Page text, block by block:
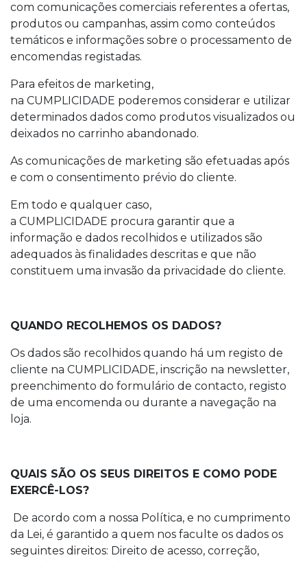
com comunicações comerciais referentes a ofertas,
produtos ou campanhas, assim como conteúdos
temáticos e informações sobre o processamento de
encomendas registadas.
Para efeitos de marketing,
na CUMPLICIDADE poderemos considerar e utilizar
determinados dados como produtos visualizados ou
deixados no carrinho abandonado.
As comunicações de marketing são efetuadas após
e com o consentimento prévio do cliente.
Em todo e qualquer caso,
a CUMPLICIDADE procura garantir que a
informação e dados recolhidos e utilizados são
adequados às finalidades descritas e que não
constituem uma invasão da privacidade do cliente.
QUANDO RECOLHEMOS OS DADOS?
Os dados são recolhidos quando há um registo de
cliente na CUMPLICIDADE, inscrição na newsletter,
preenchimento do formulário de contacto, registo
de uma encomenda ou durante a navegação na
loja.
QUAIS SÃO OS SEUS DIREITOS E COMO PODE
EXERCÊ-LOS?
De acordo com a nossa Política, e no cumprimento
da Lei, é garantido a quem nos faculte os dados os
seguintes direitos: Direito de acesso, correção,